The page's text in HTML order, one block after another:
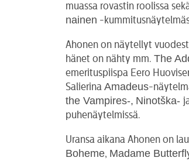
muassa rovastin roolissa
nainen -
Ahonen on näytellyt
hänet on nähty mm. The
emerituspiispa Eero
Salierina Amadeus-
the Vampires-, Ninotška-
puhenäytelmissä.
Uransa aikana Ahonen on
Boheme, Madame